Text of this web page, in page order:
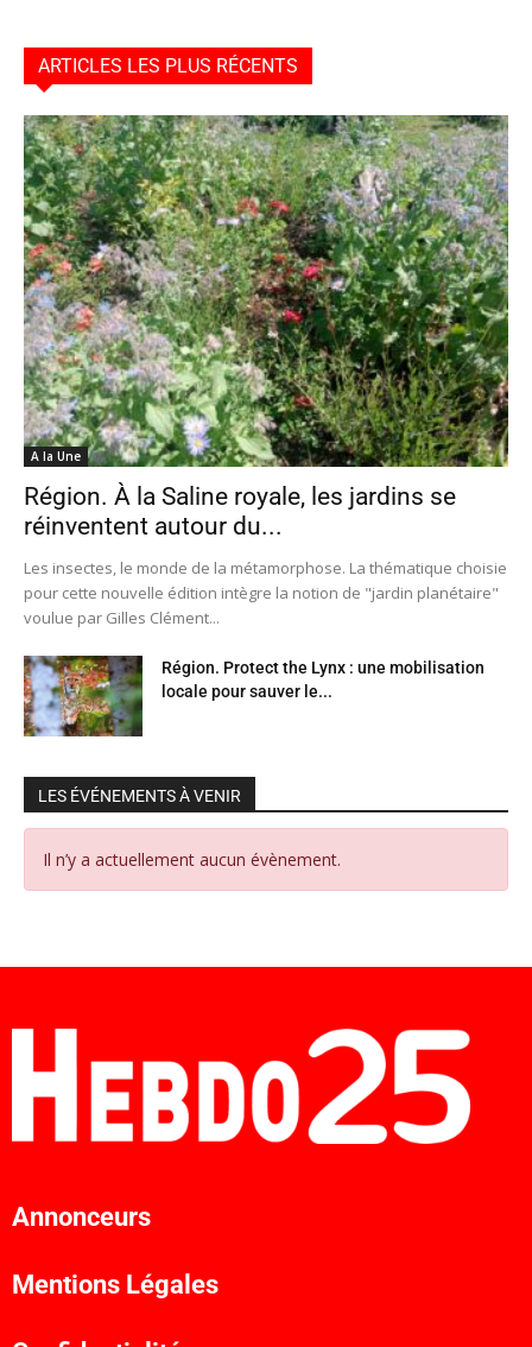
ARTICLES LES PLUS RÉCENTS
A la Une
Région. À la Saline royale, les jardins se
réinventent autour du...
Les insectes, le monde de la métamorphose. La thématique choisie
pour cette nouvelle édition intègre la notion de "jardin planétaire"
voulue par Gilles Clément...
Région. Protect the Lynx : une mobilisation
locale pour sauver le...
LES ÉVÉNEMENTS À VENIR
Il n’y a actuellement aucun évènement.
Annonceurs
Mentions Légales